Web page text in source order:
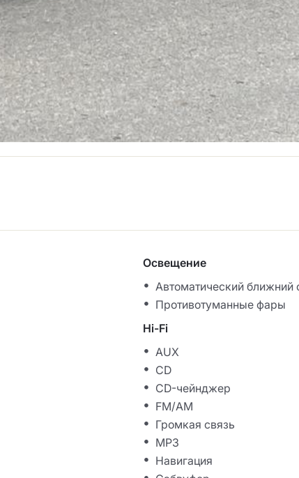
Освещение
Автоматический ближний
Противотуманные фары
Hi-Fi
AUX
CD
CD-чейнджер
FM/AM
Громкая связь
MP3
Навигация